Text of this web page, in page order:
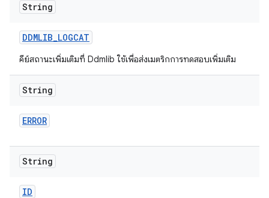
String
DDMLIB_LOGCAT
คีย์สถานะเพิ่มเติมที่ Ddmlib ใช้เพื่อส่งเมตริกการทดสอบเพิ่มเติม
String
ERROR
String
ID